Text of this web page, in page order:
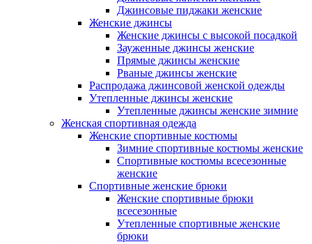
Джинсовые пиджаки женские
Женские джинсы
Женские джинсы с высокой посадкой
Зауженные джинсы женские
Прямые джинсы женские
Рваные джинсы женские
Распродажа джинсовой женской одежды
Утепленные джинсы женские
Утепленные джинсы женские зимние
Женская спортивная одежда
Женские спортивные костюмы
Зимние спортивные костюмы женские
Спортивные костюмы всесезонные
женские
Спортивные женские брюки
Женские спортивные брюки
всесезонные
Утепленные спортивные женские
брюки